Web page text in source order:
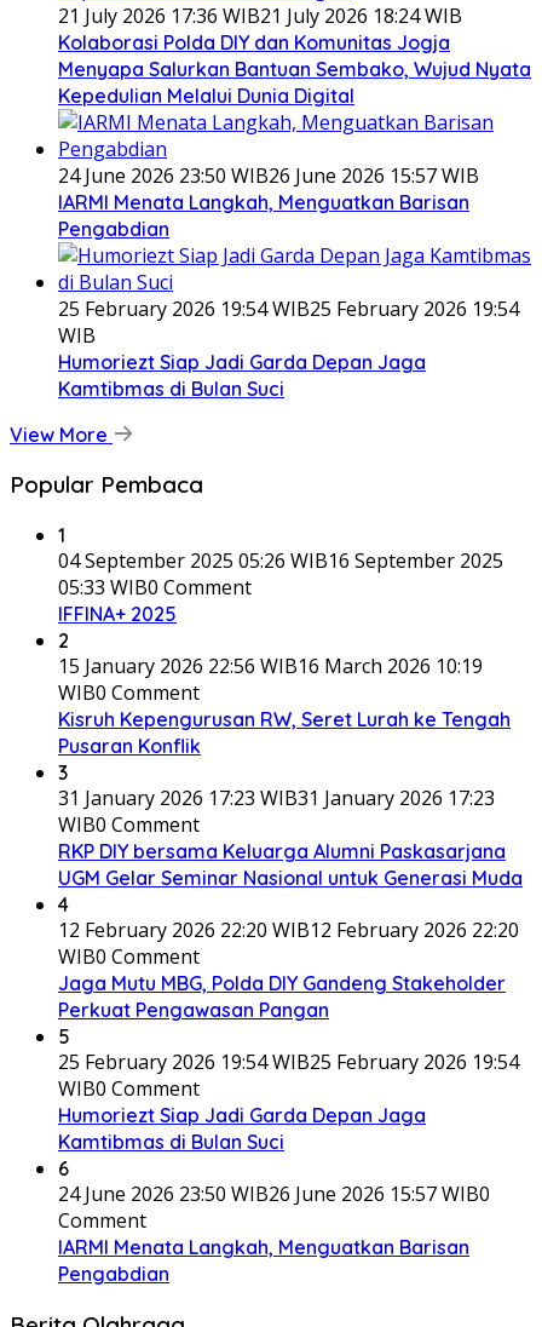
21 July 2026 17:36 WIB21 July 2026 18:24 WIB
Kolaborasi Polda DIY dan Komunitas Jogja
Menyapa Salurkan Bantuan Sembako, Wujud Nyata
Kepedulian Melalui Dunia Digital
24 June 2026 23:50 WIB26 June 2026 15:57 WIB
IARMI Menata Langkah, Menguatkan Barisan
Pengabdian
25 February 2026 19:54 WIB25 February 2026 19:54
WIB
Humoriezt Siap Jadi Garda Depan Jaga
Kamtibmas di Bulan Suci
View More
Popular Pembaca
1
04 September 2025 05:26 WIB16 September 2025
05:33 WIB0 Comment
IFFINA+ 2025
2
15 January 2026 22:56 WIB16 March 2026 10:19
WIB0 Comment
Kisruh Kepengurusan RW, Seret Lurah ke Tengah
Pusaran Konflik
3
31 January 2026 17:23 WIB31 January 2026 17:23
WIB0 Comment
RKP DIY bersama Keluarga Alumni Paskasarjana
UGM Gelar Seminar Nasional untuk Generasi Muda
4
12 February 2026 22:20 WIB12 February 2026 22:20
WIB0 Comment
Jaga Mutu MBG, Polda DIY Gandeng Stakeholder
Perkuat Pengawasan Pangan
5
25 February 2026 19:54 WIB25 February 2026 19:54
WIB0 Comment
Humoriezt Siap Jadi Garda Depan Jaga
Kamtibmas di Bulan Suci
6
24 June 2026 23:50 WIB26 June 2026 15:57 WIB0
Comment
IARMI Menata Langkah, Menguatkan Barisan
Pengabdian